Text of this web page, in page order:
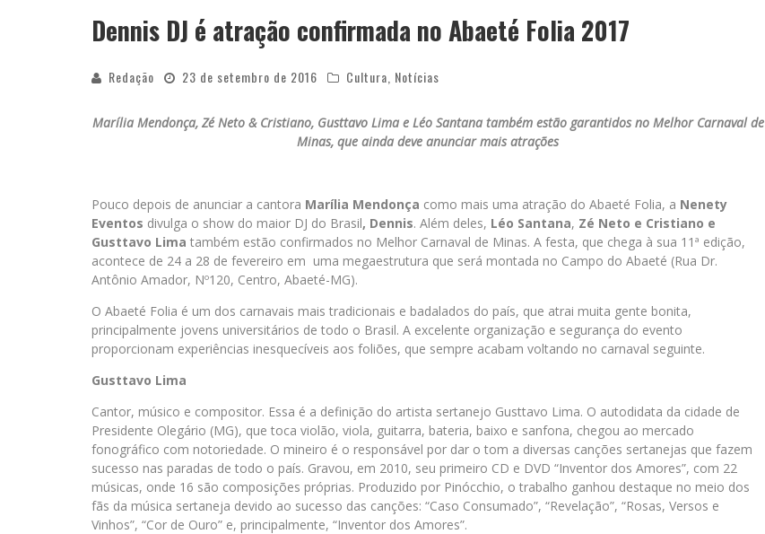
Dennis DJ é atração confirmada no Abaeté Folia 2017
Redação 23 de setembro de 2016 Cultura Notícias
Marília Mendonça, Zé Neto & Cristiano, Gusttavo Lima e Léo Santana também estão garantidos no Melhor Carnaval de
Minas, que ainda deve anunciar mais atrações
Pouco depois de anunciar a cantora Marília Mendonça como mais uma atração do Abaeté Folia, a Nenety
Eventos divulga o show do maior DJ do Brasil, Dennis. Além deles, Léo Santana, Zé Neto e Cristiano e
Gusttavo Lima também estão confirmados no Melhor Carnaval de Minas. A festa, que chega à sua 11ª edição,
acontece de 24 a 28 de fevereiro em uma megaestrutura que será montada no Campo do Abaeté (Rua Dr.
Antônio Amador, Nº120, Centro, Abaeté-MG).
O Abaeté Folia é um dos carnavais mais tradicionais e badalados do país, que atrai muita gente bonita,
principalmente jovens universitários de todo o Brasil. A excelente organização e segurança do evento
proporcionam experiências inesquecíveis aos foliões, que sempre acabam voltando no carnaval seguinte.
Gusttavo Lima
Cantor, músico e compositor. Essa é a definição do artista sertanejo Gusttavo Lima. O autodidata da cidade de
Presidente Olegário (MG), que toca violão, viola, guitarra, bateria, baixo e sanfona, chegou ao mercado
fonográfico com notoriedade. O mineiro é o responsável por dar o tom a diversas canções sertanejas que fazem
sucesso nas paradas de todo o país. Gravou, em 2010, seu primeiro CD e DVD “Inventor dos Amores”, com 22
músicas, onde 16 são composições próprias. Produzido por Pinócchio, o trabalho ganhou destaque no meio dos
fãs da música sertaneja devido ao sucesso das canções: “Caso Consumado”, “Revelação”, “Rosas, Versos e
Vinhos”, “Cor de Ouro” e, principalmente, “Inventor dos Amores”.